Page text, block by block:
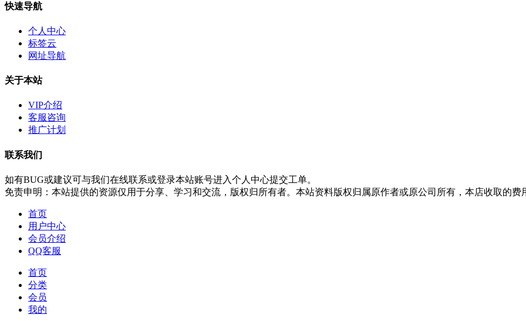
快速导航
个人中心
标签云
网址导航
关于本站
VIP介绍
客服咨询
推广计划
联系我们
如有BUG或建议可与我们在线联系或登录本站账号进入个人中心提交工单。
免责申明：本站提供的资源仅用于分享、学习和交流，版权归所有者。本站资料版权归属原作者或原公司所有，本店收取的费
首页
用户中心
会员介绍
QQ客服
首页
分类
会员
我的